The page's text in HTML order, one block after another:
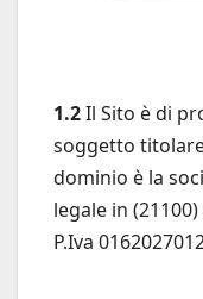
1.2Il Sito è di
soggetto
dominio è la
legale in (21100)
P.Iva